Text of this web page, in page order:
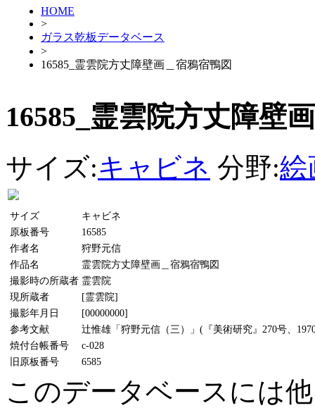
HOME
>
ガラス乾板データベース
>
16585_霊雲院方丈障壁画＿宿鴉宿鴨図
16585_霊雲院方丈障壁
サイズ:キャビネ 分野:絵
サイズ
キャビネ
原板番号
16585
作者名
狩野元信
作品名
霊雲院方丈障壁画＿宿鴉宿鴨図
撮影時の所蔵者 霊雲院
現所蔵者
[霊雲院]
撮影年月日
[00000000]
参考文献
辻惟雄「狩野元信（三）」(『美術研究』270号、
焼付台帳番号
c-028
旧原板番号
6585
このデータベースには